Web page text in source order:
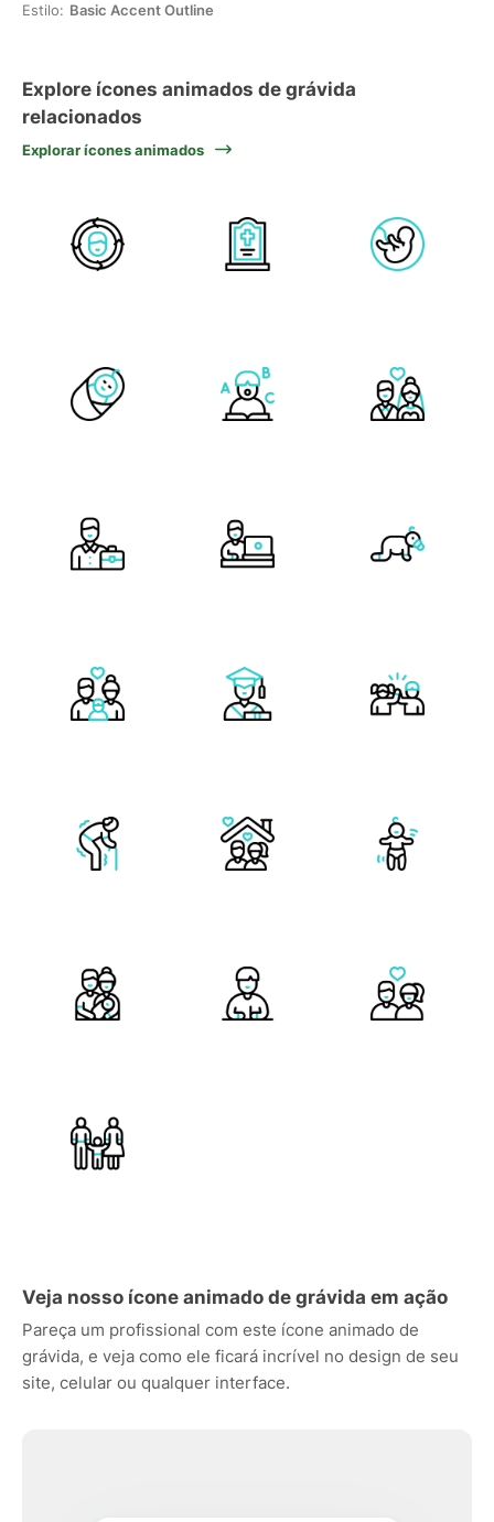
Estilo: Basic Accent Outline
Explore ícones animados de grávida
relacionados
Explorar ícones animados
Veja nosso ícone animado de grávida em ação
Pareça um profissional com este ícone animado de
grávida, e veja como ele ficará incrível no design de seu
site, celular ou qualquer interface.